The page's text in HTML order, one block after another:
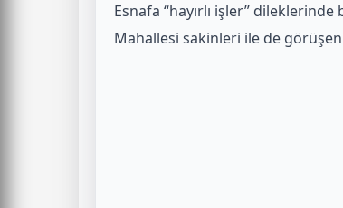
Esnafa “hayırlı işler”
Mahallesi sakinleri ile de